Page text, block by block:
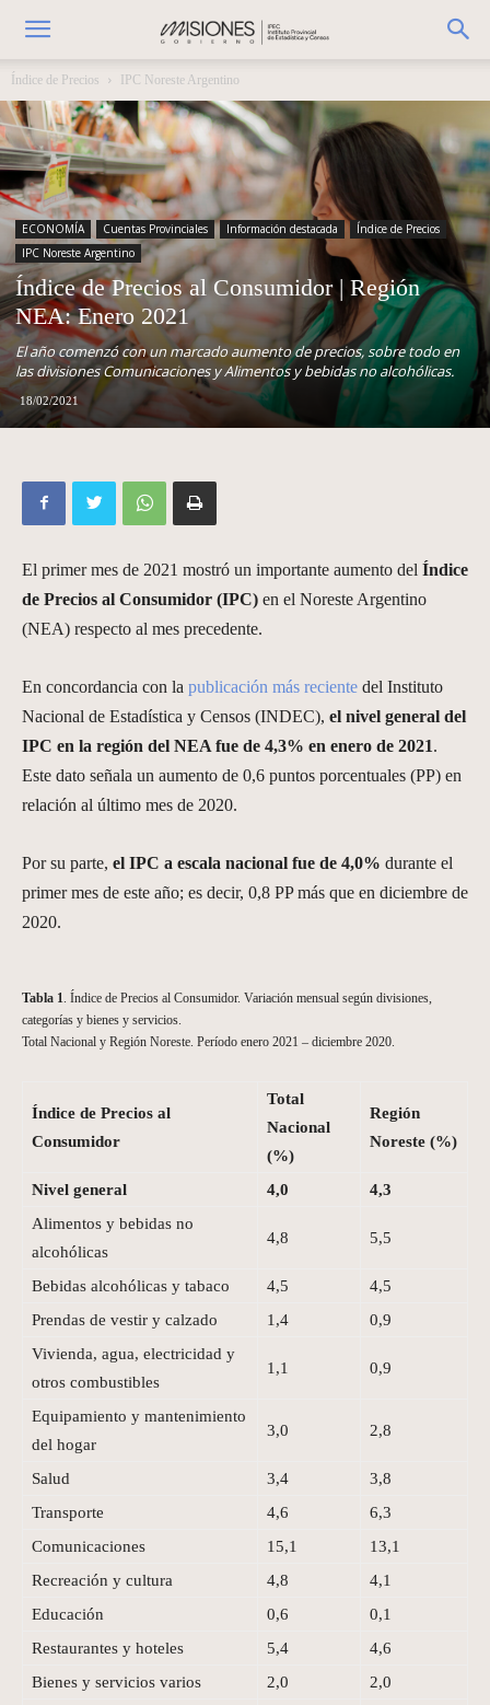
Índice de Precios IPC Noreste Argentino
ECONOMÍA Cuentas Provinciales Información destacada
Índice de Precios
IPC Noreste Argentino
Índice de Precios al Consumidor | Región
NEA: Enero 2021
El año comenzó con un marcado aumento de precios, sobre todo en
las divisiones Comunicaciones y Alimentos y bebidas no alcohólicas.
18/02/2021
El primer mes de 2021 mostró un importante aumento del Índice
de Precios al Consumidor (IPC) en el Noreste Argentino
(NEA) respecto al mes precedente.
En concordancia con la publicación más reciente del Instituto
Nacional de Estadística y Censos (INDEC), el nivel general del
IPC en la región del NEA fue de 4,3% en enero de 2021.
Este dato señala un aumento de 0,6 puntos porcentuales (PP) en
relación al último mes de 2020.
Por su parte, el IPC a escala nacional fue de 4,0% durante el
primer mes de este año; es decir, 0,8 PP más que en diciembre de
2020.
Tabla 1 . Índice de Precios al Consumidor. Variación mensual según divisiones,
categorías y bienes y servicios.
Total Nacional y Región Noreste. Período enero 2021 – diciembre 2020.
Índice de Precios al
Consumidor
Total
Nacional
(%)
Región
Noreste (%)
Nivel general 4,0
4,3
Alimentos y bebidas no
alcohólicas
4,8 5,5
Bebidas alcohólicas y tabaco 4,5
4,5
Prendas de vestir y calzado
1,4
0,9
Vivienda, agua, electricidad y
otros combustibles
1,1 0,9
Equipamiento y mantenimiento
del hogar
3,0 2,8
Salud 3,4
3,8
Transporte
4,6
6,3
Comunicaciones
15,1
13,1
Recreación y cultura
4,8
4,1
Educación
0,6
0,1
Restaurantes y hoteles
5,4
4,6
Bienes y servicios varios
2,0
2,0